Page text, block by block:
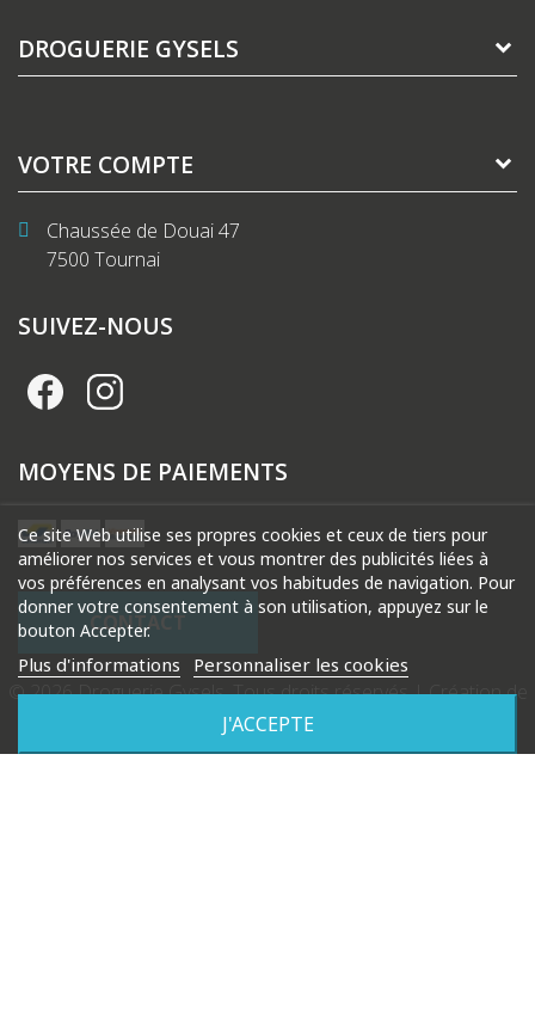
DROGUERIE GYSELS
VOTRE COMPTE
Chaussée de Douai 47
7500 Tournai
Ce site Web utilise ses propres cookies et ceux de tiers pour
améliorer nos services et vous montrer des publicités liées à
vos préférences en analysant vos habitudes de navigation. Pour
donner votre consentement à son utilisation, appuyez sur le
bouton Accepter.
Plus d'informations Personnaliser les cookies
J'ACCEPTE
SUIVEZ-NOUS
MOYENS DE PAIEMENTS
CONTACT
© 2026 Droguerie Gysels. Tous droits réservés |Création de
site internet Produweb™